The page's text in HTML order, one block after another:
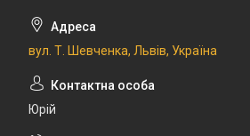
вул. Т. Шевченка, Львів, Україна
Юрій